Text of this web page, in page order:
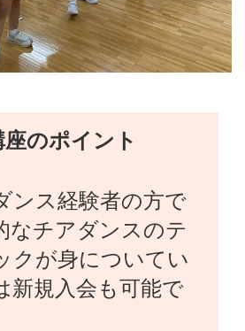
のポイント
ンス経験者の方で
なチアダンスのテ
クが身についてい
新規入会も可能で